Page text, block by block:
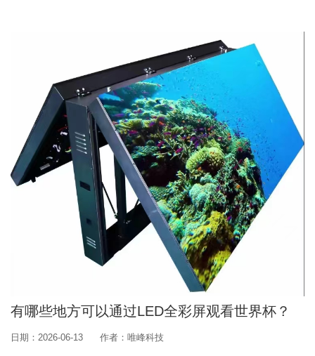
有哪些地方可以通过LED全彩屏观看世界杯？
日期：2026-06-13 作者：唯峰科技